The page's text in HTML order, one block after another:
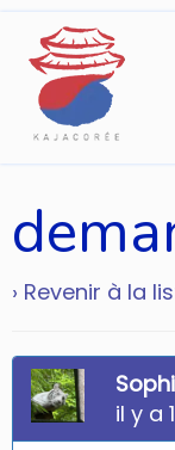
› Revenir à la
il y a